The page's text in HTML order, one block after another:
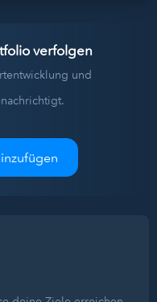
verfolgen
und